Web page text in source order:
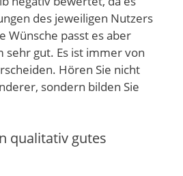
des jeweiligen Nutzers
Wünsche passt es aber
gut. Es ist immer von
Hören Sie nicht
sondern bilden Sie
qualitativ gutes